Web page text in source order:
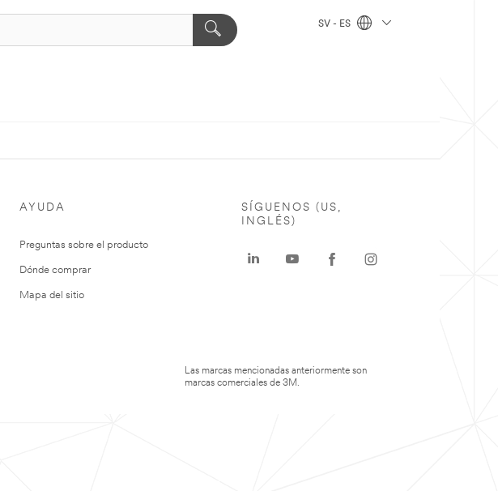
SV - ES
AYUDA
Preguntas sobre el producto
Dónde comprar
Mapa del sitio
SÍGUENOS (US,
INGLÉS)
Las marcas mencionadas anteriormente son
marcas comerciales de 3M.